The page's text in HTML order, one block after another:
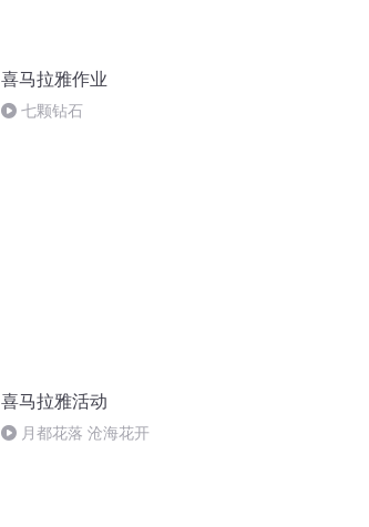
喜马拉雅作业
七颗钻石
喜马拉雅活动
月都花落 沧海花开